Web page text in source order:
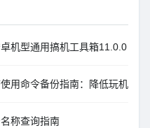
机型通用搞机工具箱11.0.0
用命令备份指南：降低玩机风险
称查询指南